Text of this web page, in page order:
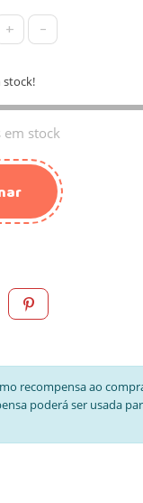
+ -
stock!
stock
recompensa ao
poderá ser usada